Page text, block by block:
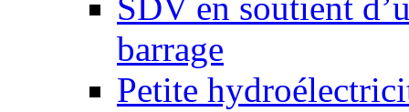
SDV en soutient
barrage
Petite